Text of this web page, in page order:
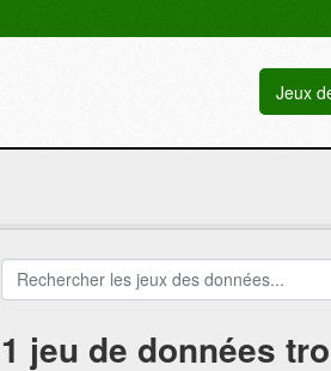
Jeux
1 jeu de données